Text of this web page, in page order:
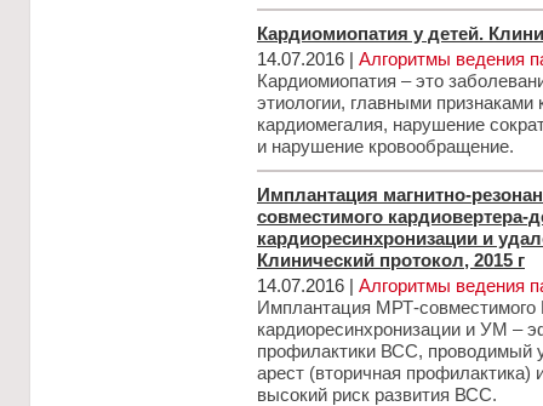
Кардиомиопатия у детей.
14.07.2016 | Алгоритмы ведения
Кардиомиопатия – это
этиологии, главными признаками
кардиомегалия, нарушение
и нарушение кровообращение.
Имплантация магнитно-
совместимого
кардиоресинхронизации и
Клинический протокол, 2015 г
14.07.2016 | Алгоритмы ведения
Имплантация МРТ-
кардиоресинхронизации и УМ –
профилактики ВСС, проводимый
арест (вторичная
высокий риск развития ВСС.